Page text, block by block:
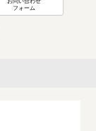
フォーム